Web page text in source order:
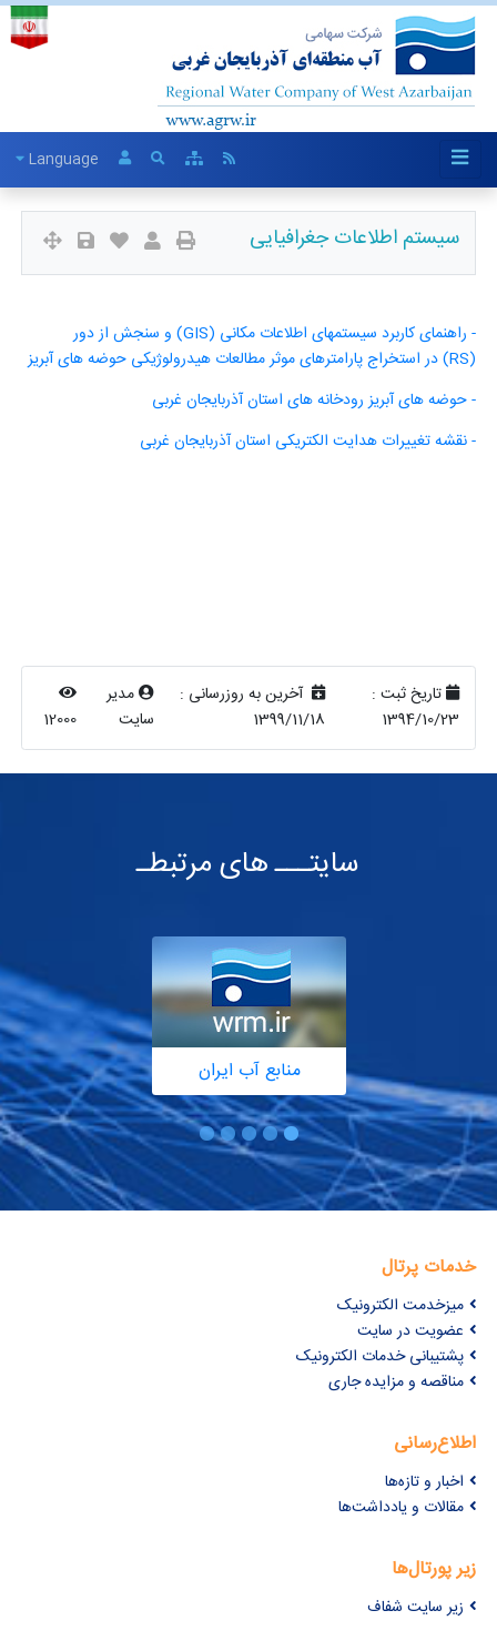
Language
سیستم اطلاعات جغرافیایی
- راهنمای کاربرد سیستمهای اطلاعات مکانی (GIS) و سنجش از دور
(RS) در استخراج پارامترهای موثر مطالعات هیدرولوژیکی حوضه های آبریز
- حوضه های آبریز رودخانه های استان آذربایجان غربی
- نقشه تغییرات هدایت الکتریکی استان آذربایجان غربی
تاریخ ثبت :
1394/10/23
آخرین به روزرسانی :
1399/11/18
مدیر
سایت
12000
سایتـــ های مرتبطـ
منابع آب ایران
خدمات پرتال
میزخدمت الکترونیک
عضویت در سایت
پشتیبانی خدمات الکترونیک
مناقصه و مزایده جاری
اطلاع‌رسانی
اخبار و تازه‌ها
مقالات و یادداشت‌ها
زیر پورتال‌ها
زیر سایت شفاف